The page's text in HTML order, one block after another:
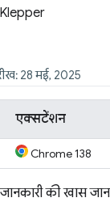
28 मई, 2025
एक्सटेंशन
Chrome 138
की खास